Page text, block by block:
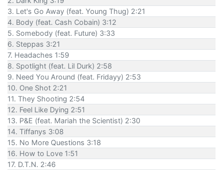
3. Let's Go Away (feat. Young Thug) 2:21
4. Body (feat. Cash Cobain) 3:12
5. Somebody (feat. Future) 3:33
6. Steppas 3:21
7. Headaches 1:59
8. Spotlight (feat. Lil Durk) 2:58
9. Need You Around (feat. Fridayy) 2:53
10. One Shot 2:21
11. They Shooting 2:54
12. Feel Like Dying 2:51
13. P&E (feat. Mariah the Scientist) 2:30
14. Tiffanys 3:08
15. No More Questions 3:18
16. How to Love 1:51
17. D.T.N. 2:46